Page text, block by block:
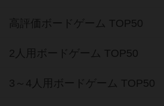
高評価ボードゲーム TOP50
2人用ボードゲーム TOP50
3～4人用ボードゲーム TOP50